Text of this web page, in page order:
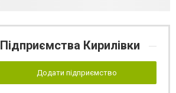
Підприємства Кирилівки
Додати підприємство